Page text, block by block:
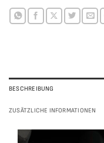
BESCHREIBUNG
ZUSÄTZLICHE INFORMATIONEN